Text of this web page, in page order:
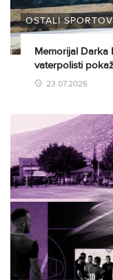
OSTALI
Memorijal Darka
vaterpolisti
23.07.2026